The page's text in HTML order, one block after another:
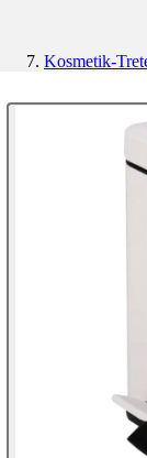
Kosmetik-